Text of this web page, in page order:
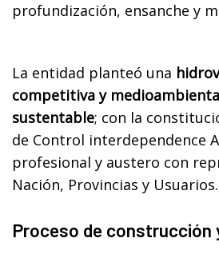
profundización, ensanche y
La entidad planteó una
competitiva y
sustentable; con la
de Control interdependence
profesional y austero con
Nación, Provincias y Usuarios.
Proceso de construcción